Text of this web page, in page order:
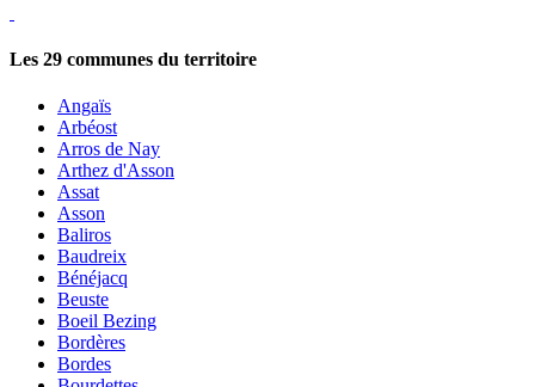
Les 29 communes du territoire
Angaïs
Arbéost
Arros de Nay
Arthez d'Asson
Assat
Asson
Baliros
Baudreix
Bénéjacq
Beuste
Boeil Bezing
Bordères
Bordes